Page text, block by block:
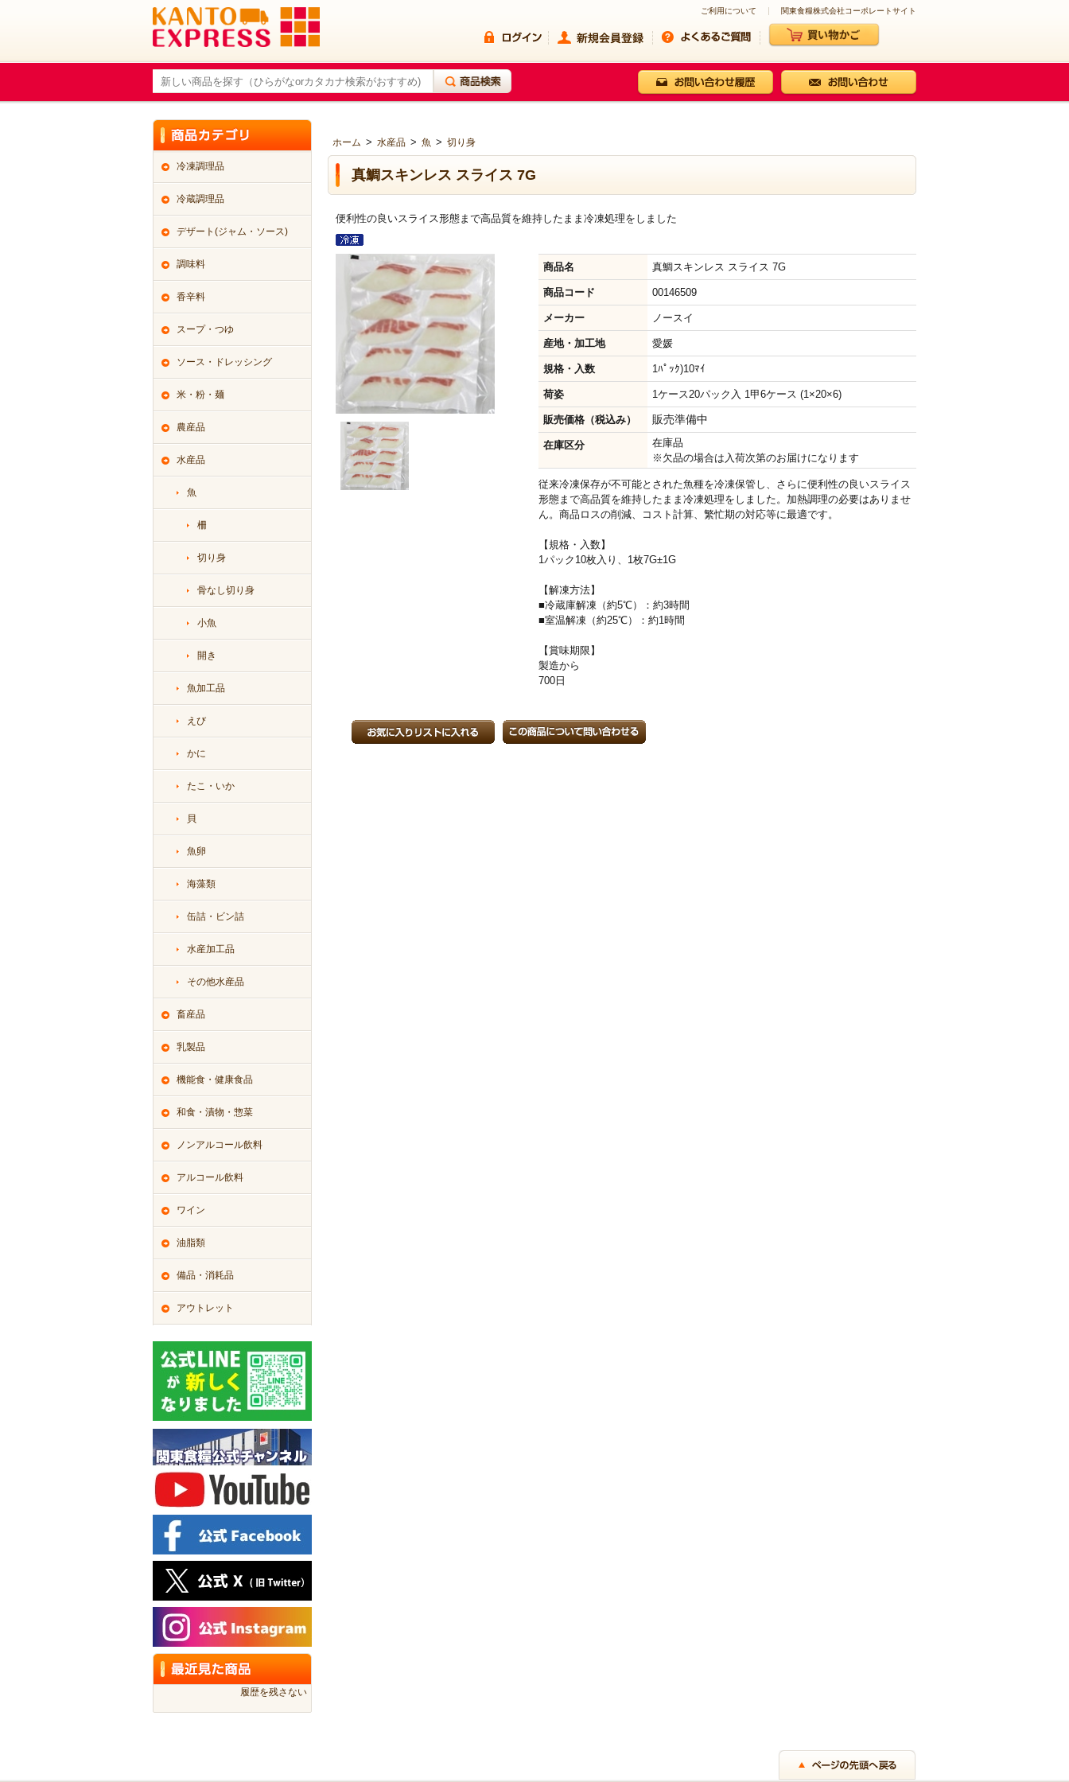
ご利用について 関東食糧株式会社コーポレートサイト
ホーム > 水産品 > 魚 > 切り身
真鯛スキンレス スライス 7G
便利性の良いスライス形態まで高品質を維持したまま冷凍処理をしました
商品名 真鯛スキンレス スライス 7G
商品コード 00146509
メーカー ノースイ
産地・加工地 愛媛
規格・入数 1ﾊﾟｯｸ)10ﾏｲ
荷姿 1ケース20パック入 1甲6ケース (1×20×6)
販売価格（税込み） 販売準備中
在庫区分
在庫品
※欠品の場合は入荷次第のお届けになります
従来冷凍保存が不可能とされた魚種を冷凍保管し、さらに便利性の良いスライス
形態まで高品質を維持したまま冷凍処理をしました。加熱調理の必要はありませ
ん。商品ロスの削減、コスト計算、繁忙期の対応等に最適です。
【規格・入数】
1パック10枚入り、1枚7G±1G
【解凍方法】
■冷蔵庫解凍（約5℃）：約3時間
■室温解凍（約25℃）：約1時間
【賞味期限】
製造から
700日
冷凍調理品
冷蔵調理品
デザート(ジャム・ソース)
調味料
香辛料
スープ・つゆ
ソース・ドレッシング
米・粉・麺
農産品
水産品
魚
柵
切り身
骨なし切り身
小魚
開き
魚加工品
えび
かに
たこ・いか
貝
魚卵
海藻類
缶詰・ビン詰
水産加工品
その他水産品
畜産品
乳製品
機能食・健康食品
和食・漬物・惣菜
ノンアルコール飲料
アルコール飲料
ワイン
油脂類
備品・消耗品
アウトレット
履歴を残さない